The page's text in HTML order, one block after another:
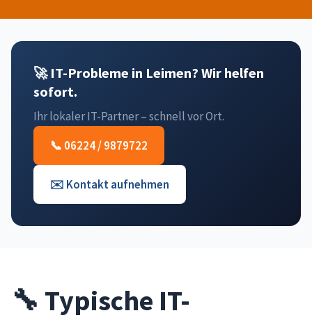
🚀 IT-Probleme in Leimen? Wir helfen
sofort.
Ihr lokaler IT-Partner – schnell vor Ort.
📞 06224 / 9879722
✉️ Kontakt aufnehmen
🔧 Typische IT-